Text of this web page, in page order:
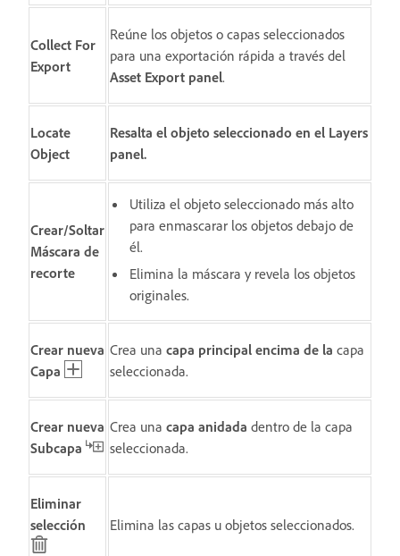
Collect For
Export
Reúne los objetos o capas seleccionados
para una exportación rápida a través del
Asset Export panel.
Locate
Object
Resalta el objeto seleccionado en el Layers
panel.
Crear/Soltar
Máscara de
recorte
Utiliza el objeto seleccionado más alto
para enmascarar los objetos debajo de
él.
Elimina la máscara y revela los objetos
originales.
Crear nueva
Capa
Crea una capa principal encima de la capa
seleccionada.
Crear nueva
Subcapa
Crea una capa anidada dentro de la capa
seleccionada.
Eliminar
selección
Elimina las capas u objetos seleccionados.